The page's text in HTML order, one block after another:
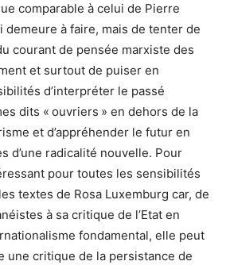
comparable à celui de Pierre
demeure à faire, mais de tenter de
courant de pensée marxiste des
et surtout de puiser en
d’interpréter le passé
dits « ouvriers » en dehors de la
et d’appréhender le futur en
d’une radicalité nouvelle. Pour
pour toutes les sensibilités
textes de Rosa Luxemburg car, de
à sa critique de l’Etat en
fondamental, elle peut
une critique de la persistance de